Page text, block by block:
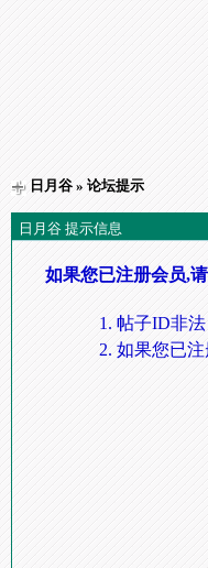
日月谷» 论坛提示
日月谷 提示信息
如果您已注册会员,
帖子ID非法
如果您已